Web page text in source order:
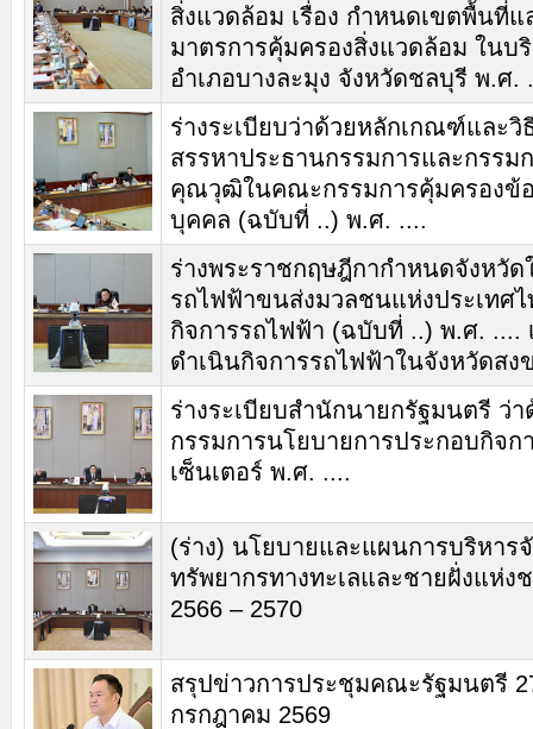
สิ่งแวดล้อม เรื่อง กำหนดเขตพื้นที่แ
มาตรการคุ้มครองสิ่งแวดล้อม ในบ
อำเภอบางละมุง จังหวัดชลบุรี พ.ศ.
ร่างระเบียบว่าด้วยหลักเกณฑ์และวิ
สรรหาประธานกรรมการและกรรม
คุณวุฒิในคณะกรรมการคุ้มครองข้
บุคคล (ฉบับที่ ..) พ.ศ. ....
ร่างพระราชกฤษฎีกากำหนดจังหวัด
รถไฟฟ้าขนส่งมวลชนแห่งประเทศ
กิจการรถไฟฟ้า (ฉบับที่ ..) พ.ศ. ....
ดำเนินกิจการรถไฟฟ้าในจังหวัดสง
ร่างระเบียบสำนักนายกรัฐมนตรี ว่
กรรมการนโยบายการประกอบกิจก
เซ็นเตอร์ พ.ศ. ....
(ร่าง) นโยบายและแผนการบริหาร
ทรัพยากรทางทะเลและชายฝั่งแห่ง
2566 – 2570
สรุปข่าวการประชุมคณะรัฐมนตรี
กรกฎาคม 2569